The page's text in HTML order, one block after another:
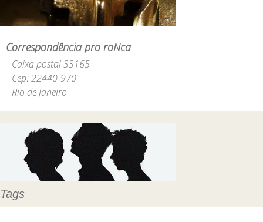
Correspondência pro roNca
Caixa postal 33165
Cep: 22440-970
Rio de Janeiro
Tags